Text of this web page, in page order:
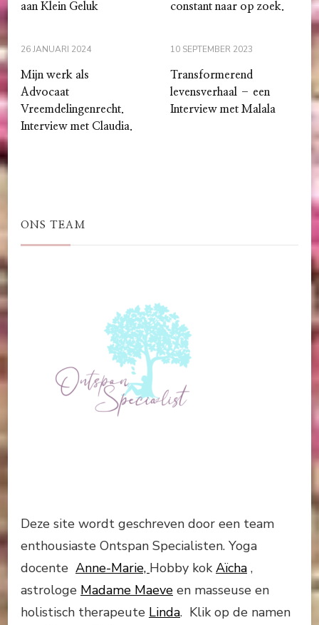
aan Klein Geluk
constant naar op zoek.
26 JANUARI 2024
Mijn werk als
Advocaat
Vreemdelingenrecht.
Interview met Claudia.
10 SEPTEMBER 2023
Transformerend
levensverhaal – een
Interview met Malala
ONS TEAM
Deze site wordt geschreven door een team
enthousiaste Ontspan Specialisten. Yoga
docente Anne-Marie, Hobby kok Aïcha ,
astrologe Madame Maeve en masseuse en
holistisch therapeute Linda. Klik op de namen